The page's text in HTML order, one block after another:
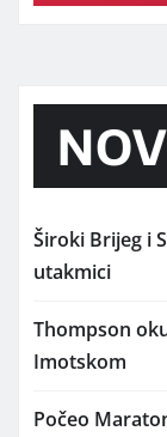
Široki Brijeg i
utakmici
Thompson
Imotskom
Počeo